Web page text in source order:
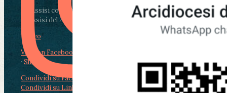
Da Assisi con i giovani per Celebrare il Perdono
di Assisi del 2 Ag...
Video
View on Facebook
· Share
Condividi su Facebook
Condividi su LinkedIn
Condividi via email